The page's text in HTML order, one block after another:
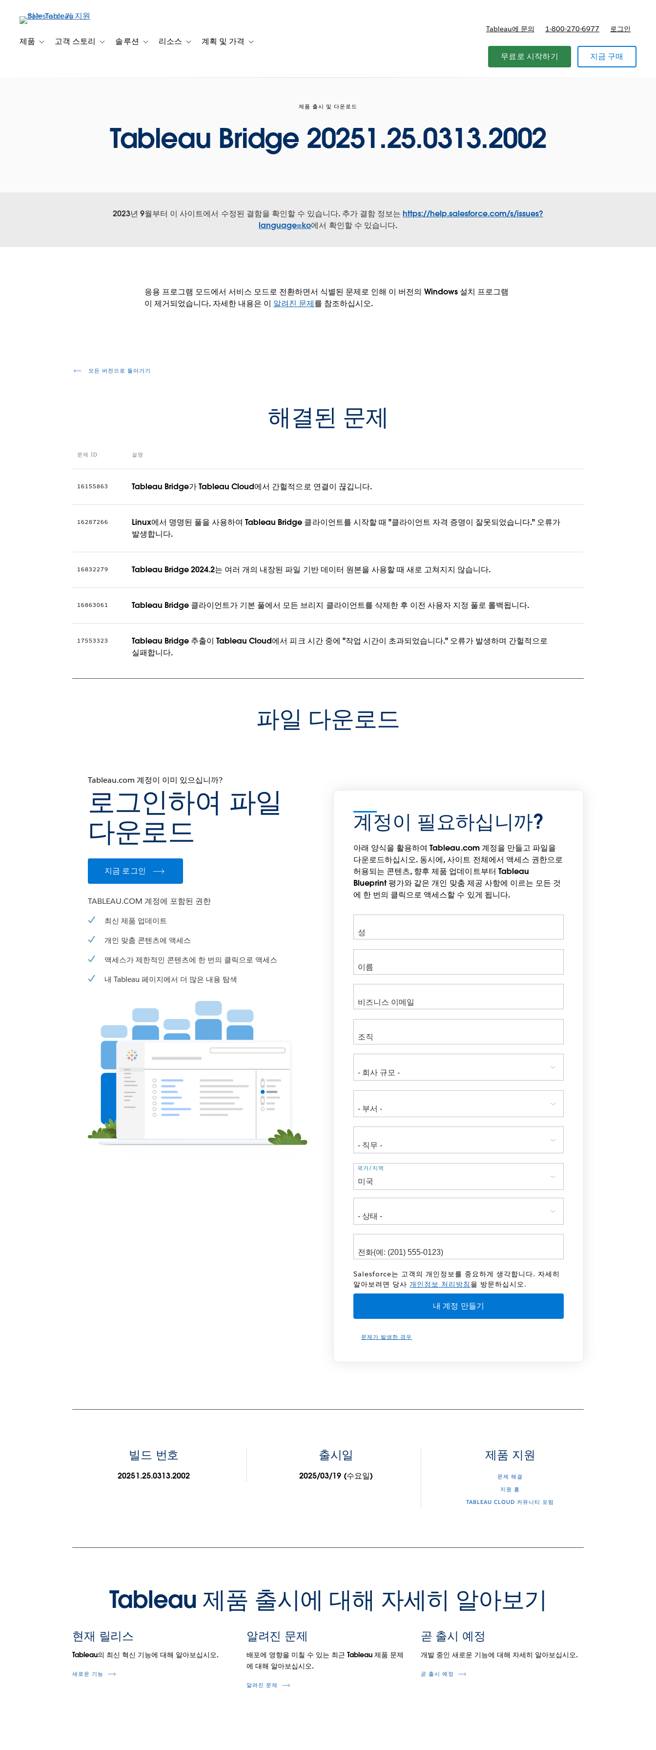
제품 Toggle sub-navigation for 제품
고객 스토리 Toggle sub-navigation for 고객 스토리
솔루션 Toggle sub-navigation for 솔루션
리소스 Toggle sub-navigation for 리소스
계획 및 가격 Toggle sub-navigation for 계획 및 가격
Tableau에 문의 1-800-270-6977 로그인
무료로 시작하기 지금 구매
제품 출시 및 다운로드
Tableau Bridge 20251.25.0313.2002
2023년 9월부터 이 사이트에서 수정된 결함을 확인할 수 있습니다. 추가 결함 정보는https://help.salesforce.com/s/issues?
language=ko에서 확인할 수 있습니다.
응용 프로그램 모드에서 서비스 모드로 전환하면서 식별된 문제로 인해 이 버전의 Windows 설치 프로그램
이 제거되었습니다. 자세한 내용은 이 알려진 문제를 참조하십시오.
모든 버전으로 돌아가기
해결된 문제
문제 ID 설명
16155863 Tableau Bridge가 Tableau Cloud에서 간헐적으로 연결이 끊깁니다.
16287266
Linux에서 명명된 풀을 사용하여 Tableau Bridge 클라이언트를 시작할 때 "클라이언트 자격 증명이 잘못되었습니다." 오류가
발생합니다.
16832279 Tableau Bridge 2024.2는 여러 개의 내장된 파일 기반 데이터 원본을 사용할 때 새로 고쳐지지 않습니다.
16863061 Tableau Bridge 클라이언트가 기본 풀에서 모든 브리지 클라이언트를 삭제한 후 이전 사용자 지정 풀로 롤백됩니다.
17553323
Tableau Bridge 추출이 Tableau Cloud에서 피크 시간 중에 "작업 시간이 초과되었습니다." 오류가 발생하며 간헐적으로
실패합니다.
파일 다운로드
Tableau.com 계정이 이미 있으십니까?
로그인하여 파일
다운로드
지금 로그인
TABLEAU.COM 계정에 포함된 권한
최신 제품 업데이트
개인 맞춤 콘텐츠에 액세스
액세스가 제한적인 콘텐츠에 한 번의 클릭으로 액세스
내 Tableau 페이지에서 더 많은 내용 탐색
계정이 필요하십니까?
아래 양식을 활용하여 Tableau.com 계정을 만들고 파일을
다운로드하십시오. 동시에, 사이트 전체에서 액세스 권한으로
허용되는 콘텐츠, 향후 제품 업데이트부터 Tableau
Blueprint 평가와 같은 개인 맞춤 제공 사항에 이르는 모든 것
에 한 번의 클릭으로 액세스할 수 있게 됩니다.
주
소
국가/지역
Salesforce는 고객의 개인정보를 중요하게 생각합니다. 자세히
알아보려면 당사개인정보 처리방침 을 방문하십시오.
문제가 발생한 경우
빌드 번호
20251.25.0313.2002
출시일
2025/03/19 (수요일)
제품 지원
문제 해결
지원 홈
TABLEAU CLOUD 커뮤니티 포럼
Tableau 제품 출시에 대해 자세히 알아보기
현재 릴리스
Tableau의 최신 혁신 기능에 대해 알아보십시오.
새로운 기능
알려진 문제
배포에 영향을 미칠 수 있는 최근 Tableau 제품 문제
에 대해 알아보십시오.
알려진 문제
곧 출시 예정
개발 중인 새로운 기능에 대해 자세히 알아보십시오.
곧 출시 예정